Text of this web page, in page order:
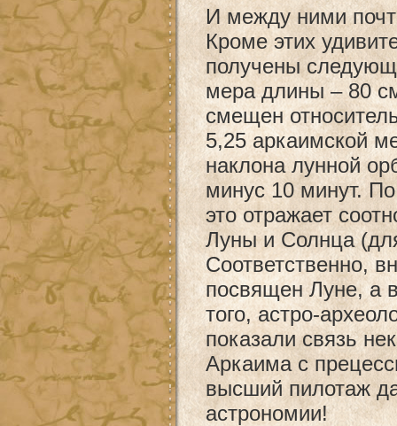
И между ними
Кроме этих
получены
мера длины – 80
смещен
5,25 аркаимской
наклона лунной
минус 10 минут.
это отражает
Луны и Солнца
Соответственно,
посвящен Луне, а
того, астро-
показали связь
Аркаима с
высший пилотаж
астрономии!